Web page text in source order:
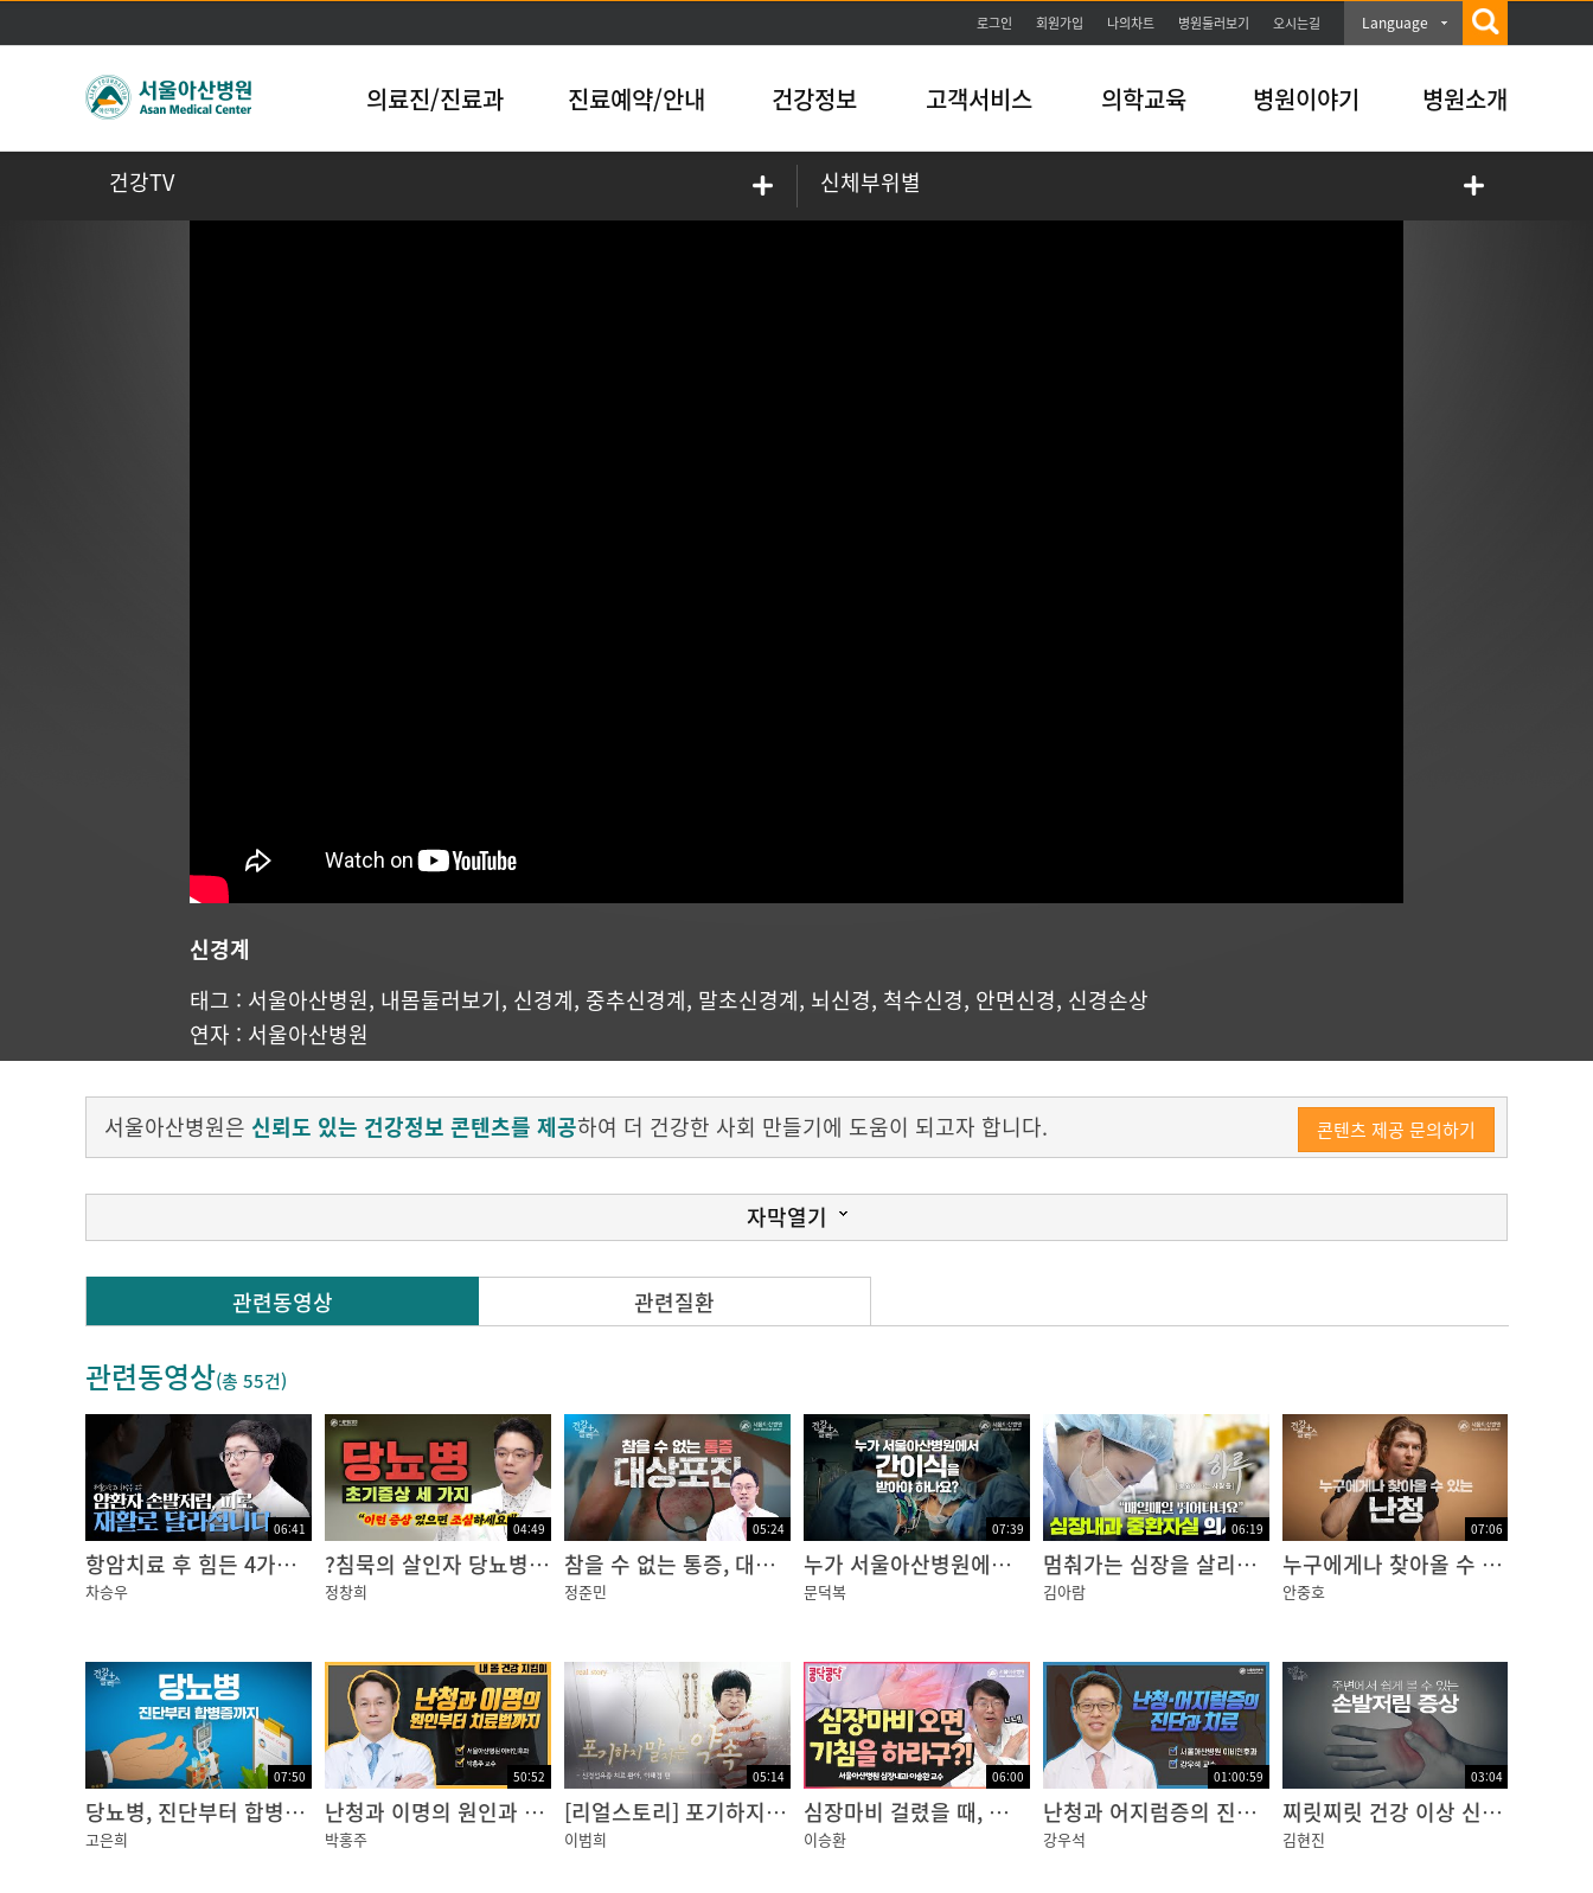
본문바로가기
로그인 회원가입 나의차트 병원둘러보기 오시는길 Language
의료진/진료과 진료예약/안내 건강정보 고객서비스 의학교육 병원이야기 병원소개
건강TV 신체부위별
신경계
태그 : 서울아산병원, 내몸둘러보기, 신경계, 중추신경계, 말초신경계, 뇌신경, 척수신경, 안면신경, 신경손상
연자 : 서울아산병원
서울아산병원은 신뢰도 있는 건강정보 콘텐츠를 제공하여 더 건강한 사회 만들기에 도움이 되고자 합니다. 콘텐츠 제공 문의하기
자막열기
식탁 위에서 떨어지는 유리컵을 보고
재빠르게 움직여 컵을 잡거나
손바닥으로 쳐서 잡아본 적, 있으실 텐데요.
이 때 우리의 눈과 귀는,
빠르게 뇌로 정보를 보내어 위험 여부를 판단한 뒤
말초신경에 명령하여 근육을 움직이게 합니다.
이렇게 우리 신체의 움직임은,
우리 몸의 신경계는 촘촘한 그물망과 같이
매우 정교한 네트워크를 이루고 있습니다.
신경계는 크게 중추신경계와
말초신경계로 구분할 수 있습니다.
관련동영상 관련질환
관련동영상(총 55건)
06:41
항암치료 후 힘든 4가지 증상, 재활치료로 달라질 수 있습니다!｜암행의사
차승우
04:49
?침묵의 살인자 당뇨병? 초기증상은 어떤 것들이 있을까?
정창희
05:24
참을 수 없는 통증, 대상포진
정준민
07:39
누가 서울아산병원에서 간이식을 받아야 하나요? | 건강플러스
문덕복
06:19
멈춰가는 심장을 살리기 위해, 매일 치열한 사투를 벌이다 [심장내과 중환자실(CCU) 전담의사 편 - 하루;병원에 사는 사람들]
김아람
07:06
누구에게나 찾아올 수 있는 난청
안중호
07:50
당뇨병, 진단부터 합병증까지
고은희
50:52
난청과 이명의 원인과 치료
박홍주
05:14
[리얼스토리] 포기하지 말자는 약속 '신경섬유종' 이태경 편
이범희
06:00
심장마비 걸렸을 때, 기침하면 살 수 있다구?!? NO!!
이승환
01:00:59
난청과 어지럼증의 진단과 치료
강우석
03:04
찌릿찌릿 건강 이상 신호, 손발 저림 [건강플러스]
김현진